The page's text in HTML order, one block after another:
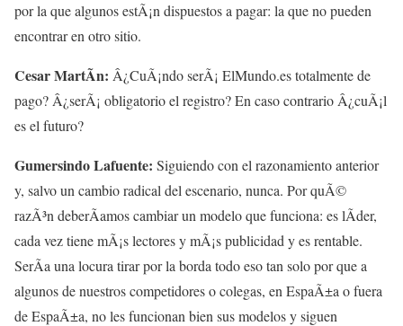
por la que algunos estÃ¡n dispuestos a pagar: la que no pueden
encontrar en otro sitio.
Cesar MartÃ­n: Â¿CuÃ¡ndo serÃ¡ ElMundo.es totalmente de
pago? Â¿serÃ¡ obligatorio el registro? En caso contrario Â¿cuÃ¡l
es el futuro?
Gumersindo Lafuente: Siguiendo con el razonamiento anterior
y, salvo un cambio radical del escenario, nunca. Por quÃ©
razÃ³n deberÃ­amos cambiar un modelo que funciona: es lÃ­der,
cada vez tiene mÃ¡s lectores y mÃ¡s publicidad y es rentable.
SerÃ­a una locura tirar por la borda todo eso tan solo por que a
algunos de nuestros competidores o colegas, en EspaÃ±a o fuera
de EspaÃ±a, no les funcionan bien sus modelos y siguen